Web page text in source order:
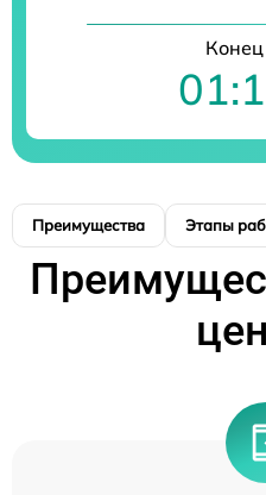
Преимущества Этапы